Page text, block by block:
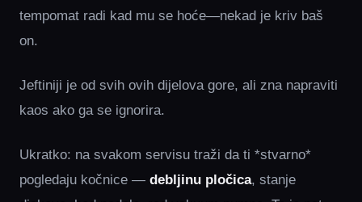
tempomat radi kad mu se hoće—nekad je kriv baš
on.
Jeftiniji je od svih ovih dijelova gore, ali zna napraviti
kaos ako ga se ignorira.
Ukratko: na svakom servisu traži da ti *stvarno*
pogledaju kočnice — debljinu pločica, stanje